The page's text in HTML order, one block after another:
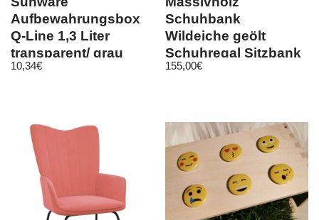
Aufbewahrungsbox
Q-Line 1,3 Liter
transparent/ grau
Kunststoff mit Deckel
10,34€
Schuhbank
Wildeiche geölt
Schuhregal Sitzbank
Dielenbank holz bank
155,00€